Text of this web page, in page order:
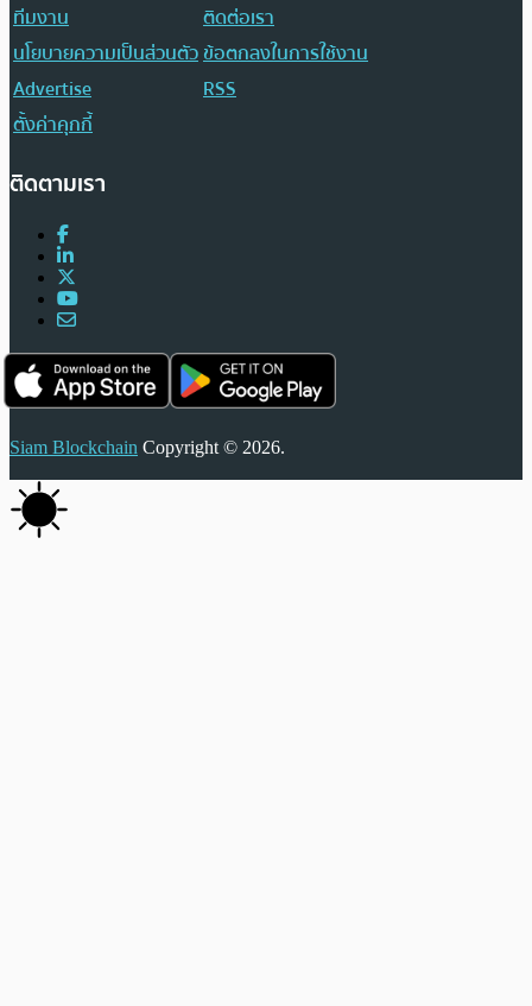
ทีมงาน
ติดต่อเรา
นโยบายความเป็นส่วนตัวข้อตกลงในการใช้งาน
Advertise
RSS
ตั้งค่าคุกกี้
ติดตามเรา
Siam Blockchain Copyright © 2026.